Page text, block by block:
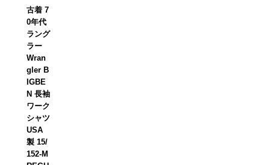
古着 7
0年代
ラング
ラー
Wran
gler B
IGBE
N 長袖
ワーク
シャツ
USA
製 15/
152-M